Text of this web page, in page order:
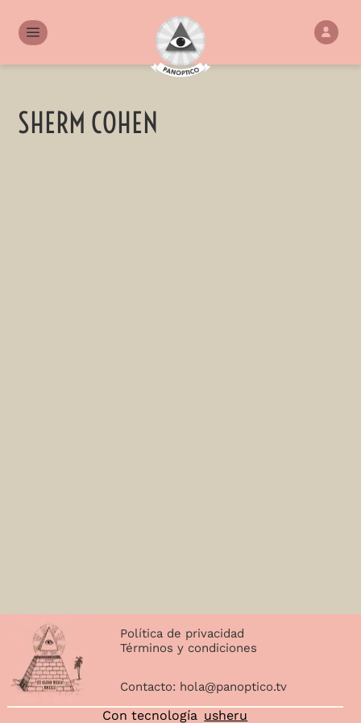
SHERM COHEN
Política de privacidad
Términos y condiciones
Contacto: hola@panoptico.tv
Con tecnología usheru